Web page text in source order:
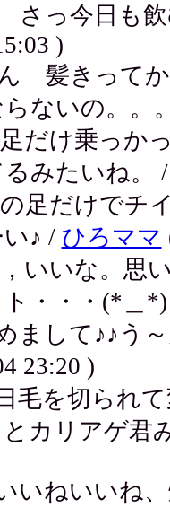
っ今日も飲
)
髪きって
ないの。。
だけ乗っか
るみたいね。
足だけでチ
♪ / ひろママ
いいな。思
ト・・・(*＿
して♪♪う～
23:20 )
を切られて
カリアゲ君
ねいいね、